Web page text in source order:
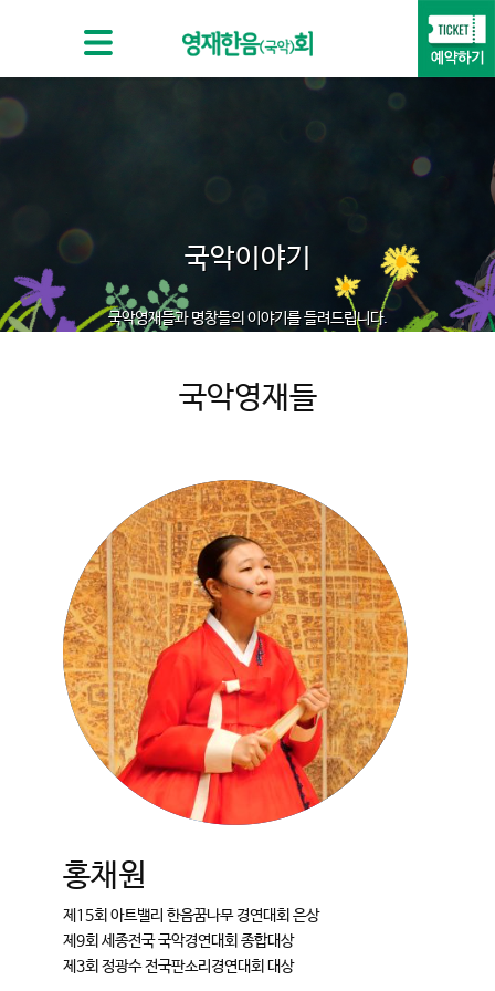
국악이야기
국악영재들과 명창들의 이야기를 들려드립니다.
국악영재들
홍채원
제15회 아트밸리 한음꿈나무 경연대회 은상
제9회 세종전국 국악경연대회 종합대상
제3회 정광수 전국판소리경연대회 대상